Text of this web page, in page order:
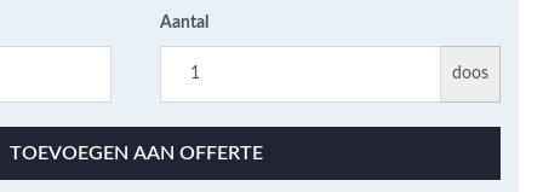
Aantal
doos
TOEVOEGEN AAN OFFERTE